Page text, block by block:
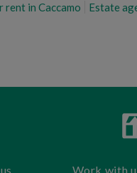
in Caccamo Estate
Work with